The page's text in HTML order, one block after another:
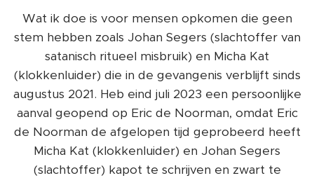
Wat ik doe is voor mensen opkomen die geen
stem hebben zoals Johan Segers (slachtoffer van
satanisch ritueel misbruik) en Micha Kat
(klokkenluider) die in de gevangenis verblijft sinds
augustus 2021. Heb eind juli 2023 een persoonlijke
aanval geopend op Eric de Noorman, omdat Eric
de Noorman de afgelopen tijd geprobeerd heeft
Micha Kat (klokkenluider) en Johan Segers
(slachtoffer) kapot te schrijven en zwart te